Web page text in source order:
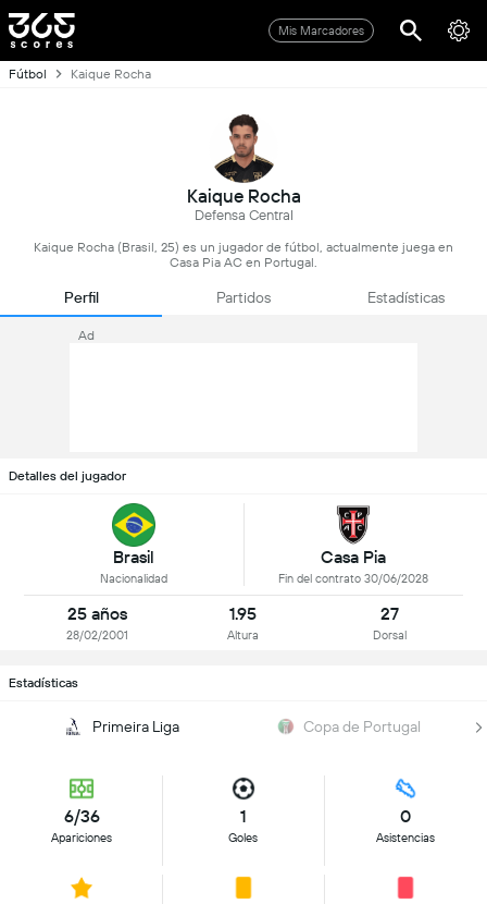
Mis Marcadores
Fútbol Kaique Rocha
Kaique Rocha
Defensa Central
Kaique Rocha (Brasil, 25) es un jugador de fútbol, actualmente juega en
Casa Pia AC en Portugal.
Perfil Partidos Estadísticas
Ad
Detalles del jugador
Brasil
Nacionalidad
Casa Pia
Fin del contrato 30/06/2028
25 años
28/02/2001
1.95
Altura
27
Dorsal
Estadísticas
Primeira Liga Copa de Portugal
6/36
Apariciones
1
Goles
0
Asistencias